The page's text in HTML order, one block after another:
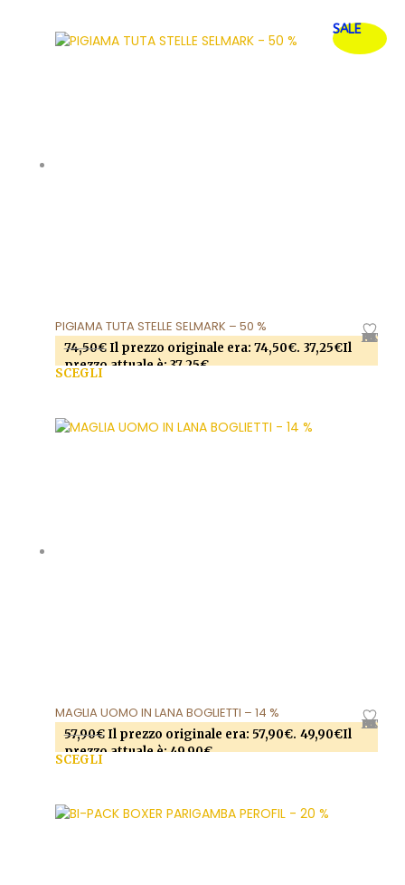
possono essere scelte nella pagina del prodotto
AGGIUNGI ALLA LISTA DEI DESIDERI
SALE
PIGIAMA TUTA STELLE SELMARK – 50 %
74,50€ Il prezzo originale era: 74,50€. 37,25€Il
prezzo attuale è: 37,25€.
SCEGLI
possono essere scelte nella pagina del prodotto
AGGIUNGI ALLA LISTA DEI DESIDERI
MAGLIA UOMO IN LANA BOGLIETTI – 14 %
57,90€ Il prezzo originale era: 57,90€. 49,90€Il
prezzo attuale è: 49,90€.
SCEGLI
possono essere scelte nella pagina del prodotto